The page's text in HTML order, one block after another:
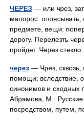
ЧЕРЕЗ — или чрез,
малорос. опоясывать;
предмете, вещи:
дорогу. Перелезть
пройдет. Через
через — Чрез,
помощи; вследствие,
синонимов и сходных
Абрамова, М.: Русские
посредством,